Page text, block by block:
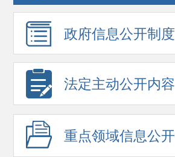
政府信息公开制度
法定主动公开内容
重点领域信息公开